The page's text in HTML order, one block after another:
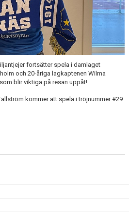
fortsätter spela i damlaget
och 20-åriga lagkaptenen Wilma
blir viktiga på resan uppåt!
kommer att spela i tröjnummer #29